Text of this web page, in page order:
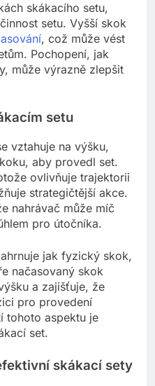
skákacího setu,
setu. Vyšší skok
, což může vést
Pochopení, jak
může výrazně zlepšit
setu
vztahuje na výšku,
aby provedl set.
ovlivňuje trajektorii
strategičtější akce.
nahrávač může míč
pro útočníka.
jak fyzický skok,
načasovaný skok
a zajišťuje, že
pro provedení
tohoto aspektu je
set.
skákací sety